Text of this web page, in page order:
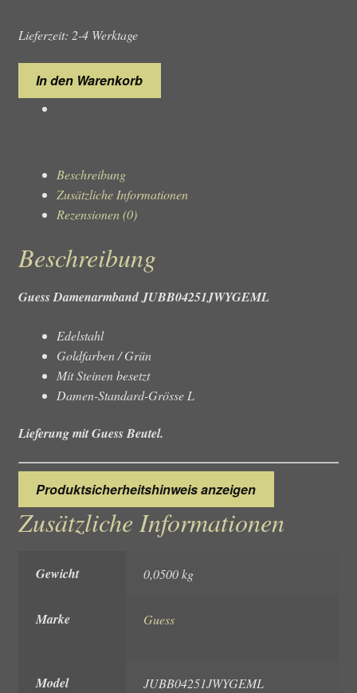
Lieferzeit: 2-4 Werktage
Guess
JUBB04251JWYGEML
In den Warenkorb
Beschreibung
Zusätzliche Informationen
Rezensionen (0)
Beschreibung
Guess Damenarmband JUBB04251JWYGEML
Edelstahl
Goldfarben / Grün
Mit Steinen besetzt
Damen-Standard-Grösse L
Lieferung mit Guess Beutel.
Produktsicherheitshinweis anzeigen
Zusätzliche Informationen
Gewicht 0,0500 kg
Marke Guess
Model JUBB04251JWYGEML